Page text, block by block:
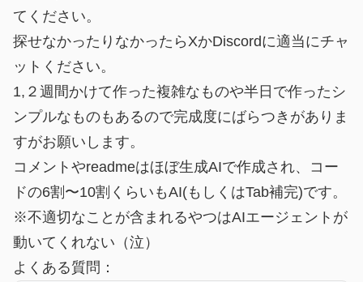
てください。
探せなかったりなかったらXかDiscordに適当にチャ
ットください。
1,２週間かけて作った複雑なものや半日で作ったシ
ンプルなものもあるので完成度にばらつきがありま
すがお願いします。
コメントやreadmeはほぼ生成AIで作成され、コー
ドの6割〜10割くらいもAI(もしくはTab補完)です。
※不適切なことが含まれるやつはAIエージェントが
動いてくれない（泣）
よくある質問：